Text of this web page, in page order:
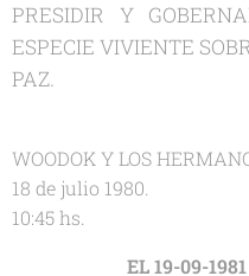
PRESIDIR Y
ESPECIE VIVIENTE
PAZ.
WOODOK Y LOS
18 de julio 1980.
10:45 hs.
EL 19-09-